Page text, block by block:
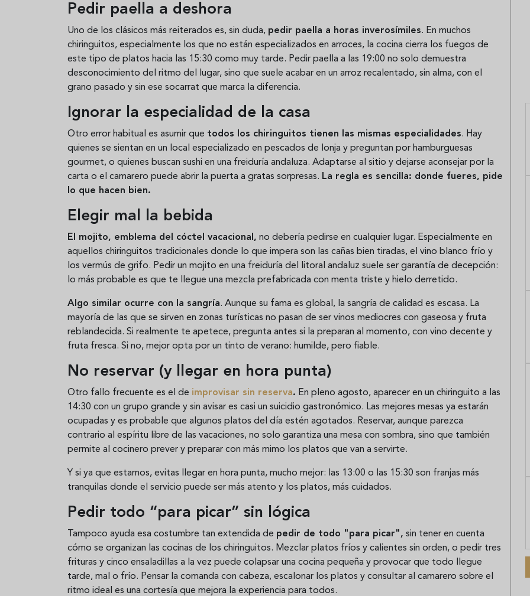
Pedir paella a deshora
Uno de los clásicos más reiterados es, sin duda, pedir paella a horas inverosímiles. En muchos
chiringuitos, especialmente los que no están especializados en arroces, la cocina cierra los fuegos de
este tipo de platos hacia las 15:30 como muy tarde. Pedir paella a las 19:00 no solo demuestra
desconocimiento del ritmo del lugar, sino que suele acabar en un arroz recalentado, sin alma, con el
grano pasado y sin ese socarrat que marca la diferencia.
Ignorar la especialidad de la casa
Otro error habitual es asumir que todos los chiringuitos tienen las mismas especialidades. Hay
quienes se sientan en un local especializado en pescados de lonja y preguntan por hamburguesas
gourmet, o quienes buscan sushi en una freiduría andaluza. Adaptarse al sitio y dejarse aconsejar por la
carta o el camarero puede abrir la puerta a gratas sorpresas. La regla es sencilla: donde fueres, pide
lo que hacen bien.
Elegir mal la bebida
El mojito, emblema del cóctel vacacional, no debería pedirse en cualquier lugar. Especialmente en
aquellos chiringuitos tradicionales donde lo que impera son las cañas bien tiradas, el vino blanco frío y
los vermús de grifo. Pedir un mojito en una freiduría del litoral andaluz suele ser garantía de decepción:
lo más probable es que te llegue una mezcla prefabricada con menta triste y hielo derretido.
Algo similar ocurre con la sangría. Aunque su fama es global, la sangría de calidad es escasa. La
mayoría de las que se sirven en zonas turísticas no pasan de ser vinos mediocres con gaseosa y fruta
reblandecida. Si realmente te apetece, pregunta antes si la preparan al momento, con vino decente y
fruta fresca. Si no, mejor opta por un tinto de verano: humilde, pero fiable.
No reservar (y llegar en hora punta)
Otro fallo frecuente es el de improvisar sin reserva. En pleno agosto, aparecer en un chiringuito a las
14:30 con un grupo grande y sin avisar es casi un suicidio gastronómico. Las mejores mesas ya estarán
ocupadas y es probable que algunos platos del día estén agotados. Reservar, aunque parezca
contrario al espíritu libre de las vacaciones, no solo garantiza una mesa con sombra, sino que también
permite al cocinero prever y preparar con más mimo los platos que van a servirte.
Y si ya que estamos, evitas llegar en hora punta, mucho mejor: las 13:00 o las 15:30 son franjas más
tranquilas donde el servicio puede ser más atento y los platos, más cuidados.
Pedir todo “para picar” sin lógica
Tampoco ayuda esa costumbre tan extendida de pedir de todo "para picar", sin tener en cuenta
cómo se organizan las cocinas de los chiringuitos. Mezclar platos fríos y calientes sin orden, o pedir tres
frituras y cinco ensaladillas a la vez puede colapsar una cocina pequeña y provocar que todo llegue
tarde, mal o frío. Pensar la comanda con cabeza, escalonar los platos y consultar al camarero sobre el
ritmo ideal es una cortesía que mejora la experiencia para todos.